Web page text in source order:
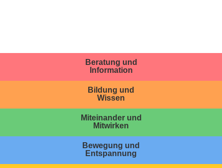
Beratung und
Information
Bildung und
Wissen
Miteinander und
Mitwirken
Bewegung und
Entspannung